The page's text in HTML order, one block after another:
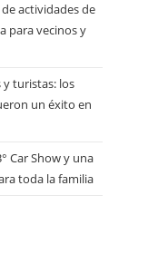
actividades de
para vecinos y
y turistas: los
un éxito en
Car Show y una
toda la familia